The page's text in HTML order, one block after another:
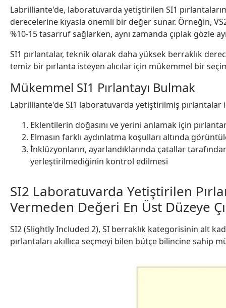
Labrilliante'de, laboratuvarda yetiştirilen SI1
derecelerine kıyasla önemli bir değer sunar. Örneğin,
%10-15 tasarruf sağlarken, aynı zamanda çıplak gözle
SI1 pırlantalar, teknik olarak daha yüksek berraklık
temiz bir pırlanta isteyen alıcılar için mükemmel bir
Mükemmel SI1 Pırlantayı Bulmak
Labrilliante'de SI1 laboratuvarda yetiştirilmiş pırlantalar
Eklentilerin doğasını ve yerini anlamak için
Elmasın farklı aydınlatma koşulları altında
İnklüzyonların, ayarlandıklarında çatallar
yerleştirilmediğinin kontrol edilmesi
SI2 Laboratuvarda Yetiştirilen
Vermeden Değeri En Üst Düzeye
SI2 (Slightly Included 2), SI berraklık kategorisinin alt
pırlantaları akıllıca seçmeyi bilen bütçe bilincine sahip